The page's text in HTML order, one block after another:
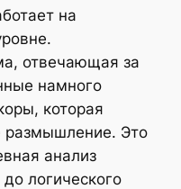
на
отвечающая за
намного
которая
размышление. Это
анализ
логического